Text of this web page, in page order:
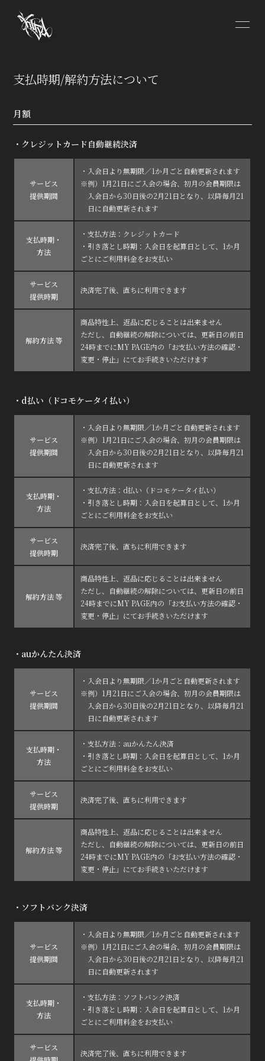
SCHEDULE
VIDEO
DISCOGRAPHY
CONTACT
無料会員登録 ログイン
支払時期/解約方法について
月額
・クレジットカード自動継続決済
サービス
提供期間
・入会日より無期限／1か月ごと自動更新されます
※例）1月21日にご入会の場合、初月の会員期限は
入会日から30日後の2月21日となり、以降毎月21
日に自動更新されます
支払時期・
方法
・支払方法：クレジットカード
・引き落とし時期：入会日を起算日として、1か月
ごとにご利用料金をお支払い
サービス
提供時期
決済完了後、直ちに利用できます
解約方法 等
商品特性上、返品に応じることは出来ません
ただし、自動継続の解除については、更新日の前日
24時までにMY PAGE内の「お支払い方法の確認・
変更・停止」にてお手続きいただけます
・d払い（ドコモケータイ払い）
サービス
提供期間
・入会日より無期限／1か月ごと自動更新されます
※例）1月21日にご入会の場合、初月の会員期限は
入会日から30日後の2月21日となり、以降毎月21
日に自動更新されます
支払時期・
方法
・支払方法：d払い（ドコモケータイ払い）
・引き落とし時期：入会日を起算日として、1か月
ごとにご利用料金をお支払い
サービス
提供時期
決済完了後、直ちに利用できます
解約方法 等
商品特性上、返品に応じることは出来ません
ただし、自動継続の解除については、更新日の前日
24時までにMY PAGE内の「お支払い方法の確認・
変更・停止」にてお手続きいただけます
・auかんたん決済
サービス
提供期間
・入会日より無期限／1か月ごと自動更新されます
※例）1月21日にご入会の場合、初月の会員期限は
入会日から30日後の2月21日となり、以降毎月21
日に自動更新されます
支払時期・
方法
・支払方法：auかんたん決済
・引き落とし時期：入会日を起算日として、1か月
ごとにご利用料金をお支払い
サービス
提供時期
決済完了後、直ちに利用できます
解約方法 等
商品特性上、返品に応じることは出来ません
ただし、自動継続の解除については、更新日の前日
24時までにMY PAGE内の「お支払い方法の確認・
変更・停止」にてお手続きいただけます
・ソフトバンク決済
サービス
提供期間
・入会日より無期限／1か月ごと自動更新されます
※例）1月21日にご入会の場合、初月の会員期限は
入会日から30日後の2月21日となり、以降毎月21
日に自動更新されます
支払時期・
方法
・支払方法：ソフトバンク決済
・引き落とし時期：入会日を起算日として、1か月
ごとにご利用料金をお支払い
サービス
決済完了後、直ちに利用できます